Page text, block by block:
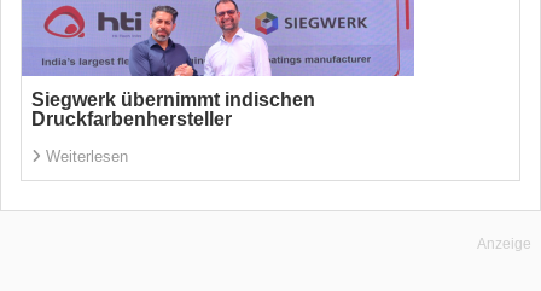
Siegwerk übernimmt indischen
Druckfarbenhersteller
Weiterlesen
Anzeige